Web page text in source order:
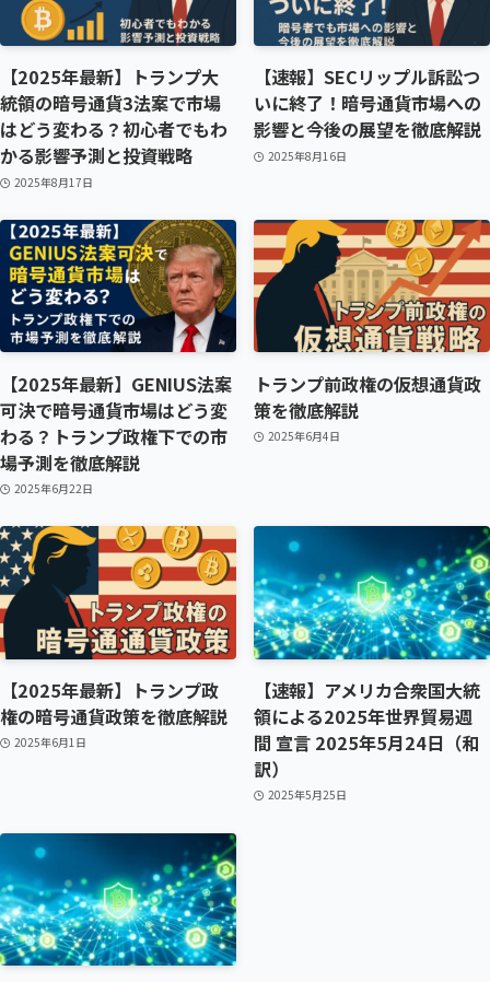
【2025年最新】トランプ大
統領の暗号通貨3法案で市場
はどう変わる？初心者でもわ
かる影響予測と投資戦略
2025年8月17日
【速報】SECリップル訴訟つ
いに終了！暗号通貨市場への
影響と今後の展望を徹底解説
2025年8月16日
【2025年最新】GENIUS法案
可決で暗号通貨市場はどう変
わる？トランプ政権下での市
場予測を徹底解説
2025年6月22日
トランプ前政権の仮想通貨政
策を徹底解説
2025年6月4日
【2025年最新】トランプ政
権の暗号通貨政策を徹底解説
2025年6月1日
【速報】アメリカ合衆国大統
領による2025年世界貿易週
間 宣言 2025年5月24日（和
訳）
2025年5月25日